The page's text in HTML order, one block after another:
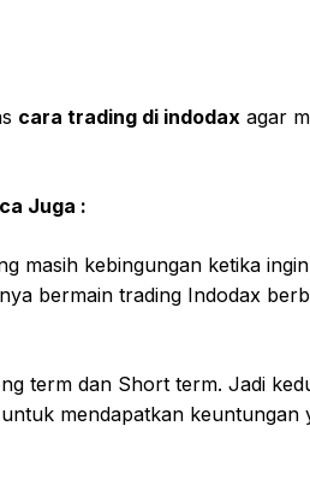
cara trading di indodax agar
Juga :
masih kebingungan ketika
bermain trading Indodax
term dan Short term. Jadi
mendapatkan keuntungan